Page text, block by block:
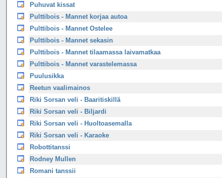
Puhuvat kissat
Pulttibois - Mannet korjaa autoa
Pulttibois - Mannet Ostelee
Pulttibois - Mannet sekasin
Pulttibois - Mannet tilaamassa laivamatkaa
Pulttibois - Mannet varastelemassa
Puulusikka
Reetun vaalimainos
Riki Sorsan veli - Baaritiskillä
Riki Sorsan veli - Biljardi
Riki Sorsan veli - Huoltoasemalla
Riki Sorsan veli - Karaoke
Robottitanssi
Rodney Mullen
Romani tanssii